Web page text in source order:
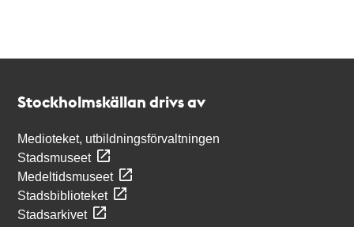
Stockholmskällan drivs av
Medioteket, utbildningsförvaltningen
Stadsmuseet
Medeltidsmuseet
Stadsbiblioteket
Stadsarkivet